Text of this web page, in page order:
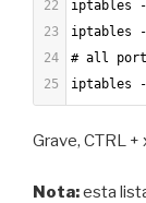
22
iptables -
23
iptables -
24
# all
25
iptables -
Grave, CTRL
Nota:esta